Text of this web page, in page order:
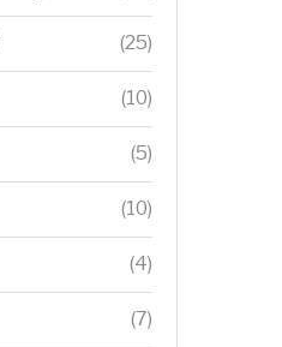
(25)
(10)
(5)
(10)
(4)
(7)